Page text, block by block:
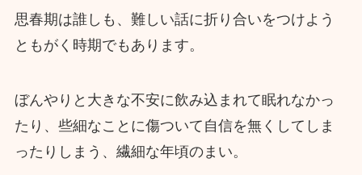
思春期は誰しも、難しい話に折り合いをつけよう
ともがく時期でもあります。
ぼんやりと大きな不安に飲み込まれて眠れなかっ
たり、些細なことに傷ついて自信を無くしてしま
ったりしまう、繊細な年頃のまい。